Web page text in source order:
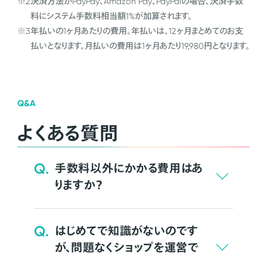
料にシステム手数料相当額1%が加算されます。
※3年払いの1ヶ月あたりの費用。年払いは、12ヶ月まとめてのお支
払いとなります。月払いの費用は1ヶ月あたり19,980円となります。
Q&A
よくある質問
Q. 手数料以外にかかる費用はあ
りますか？
Q. はじめてで知識がないのです
が、問題なくショップを運営で